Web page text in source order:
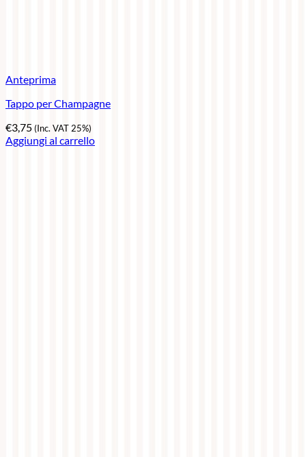
Anteprima
Tappo per Champagne
€3,75(Inc. VAT 25%)
Aggiungi al carrello